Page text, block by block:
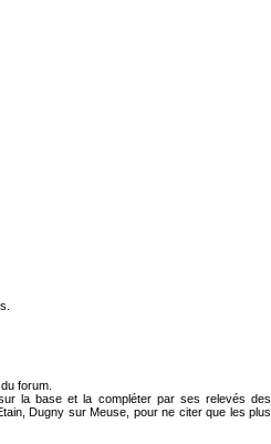
forum.
la base et la compléter par ses relevés des
Dugny sur Meuse, pour ne citer que les plus